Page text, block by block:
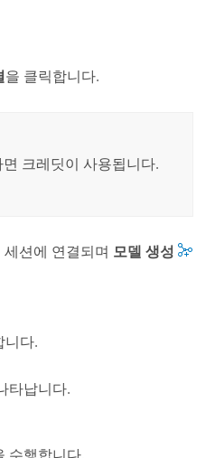
을 클릭합니다.
크레딧이 사용됩니다.
션에 연결되며 모델 생성
니다.
타납니다.